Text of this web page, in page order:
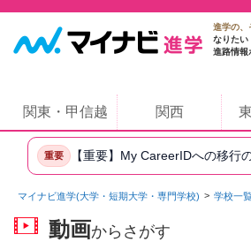
進学の、
なりたい
進路情報
関東・甲信越 関西
重要 【重要】My CareerIDへの移行
マイナビ進学(大学・短期大学・専門学校) 学校一
動画からさがす